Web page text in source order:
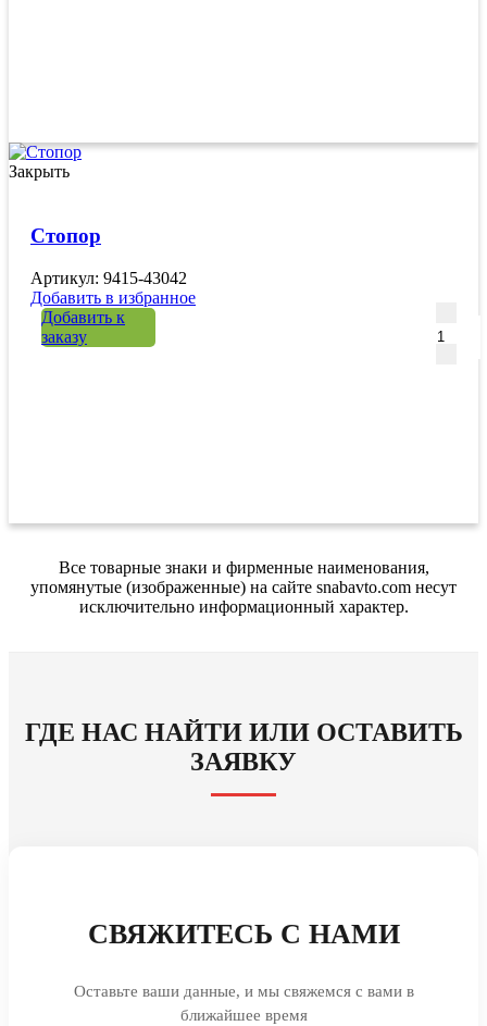
Закрыть
Стопор
Артикул: 9415-43042
Добавить в избранное
Добавить к
заказу
Все товарные знаки и фирменные наименования,
упомянутые (изображенные) на сайте snabavto.com несут
исключительно информационный характер.
ГДЕ НАС НАЙТИ ИЛИ ОСТАВИТЬ
ЗАЯВКУ
СВЯЖИТЕСЬ С НАМИ
Оставьте ваши данные, и мы свяжемся с вами в
ближайшее время